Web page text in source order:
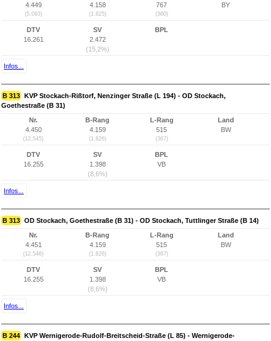
4.449
(5.093)
4.158
(1.825)
767
(360)
BY
DTV
16.261
SV
2.472
(15,2%)
BPL
Infos...
B 313 KVP Stockach-Rißtorf, Nenzinger Straße (L 194) - OD Stockach,
Goethestraße (B 31)
Nr.
4.450
(12.545)
B-Rang
4.159
(1.826)
L-Rang
515
(367)
Land
BW
DTV
16.255
SV
1.398
(8,6%)
BPL
VB
Infos...
B 313 OD Stockach, Goethestraße (B 31) - OD Stockach, Tuttlinger Straße (B 14)
Nr.
4.451
(12.546)
B-Rang
4.159
(1.826)
L-Rang
515
(367)
Land
BW
DTV
16.255
SV
1.398
(8,6%)
BPL
VB
Infos...
B 244 KVP Wernigerode-Rudolf-Breitscheid-Straße (L 85) - Wernigerode-